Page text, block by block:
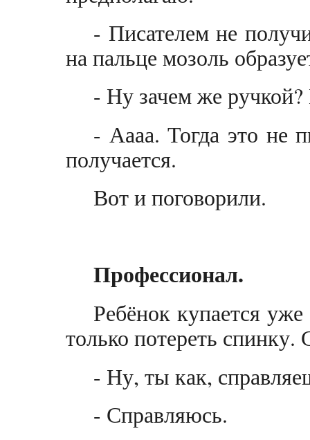
- Писателем не
на пальце мозоль
- Ну зачем же
- Аааа. Тогда это не
получается.
Вот и поговорили.
Профессионал.
Ребёнок купается
только потереть спинку.
- Ну, ты как,
- Справляюсь.